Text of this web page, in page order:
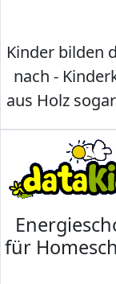
Kinder bilden
nach -
aus Holz
für